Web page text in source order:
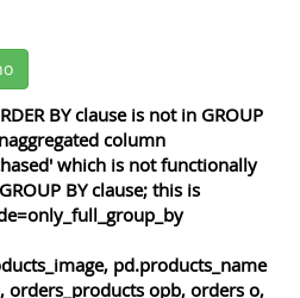
BY clause is not in GROUP
column
which is not functionally
BY clause; this is
pd.products_name
opb, orders o,